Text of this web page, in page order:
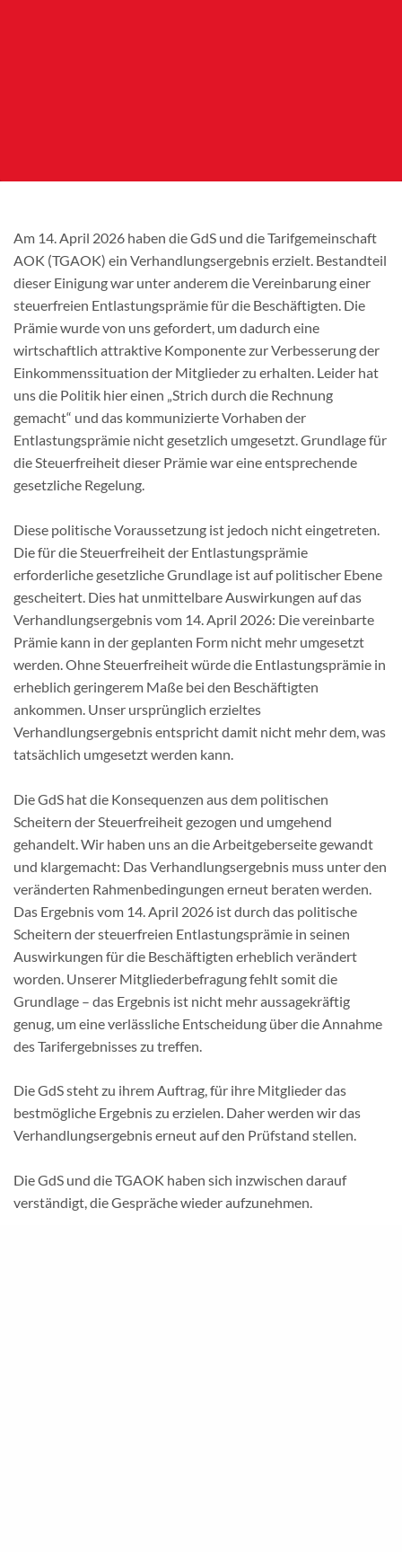
Am 14. April 2026 haben die GdS und die Tarifgemeinschaft
AOK (TGAOK) ein Verhandlungsergebnis erzielt. Bestandteil
dieser Einigung war unter anderem die Vereinbarung einer
steuerfreien Entlastungsprämie für die Beschäftigten. Die
Prämie wurde von uns gefordert, um dadurch eine
wirtschaftlich attraktive Komponente zur Verbesserung der
Einkommenssituation der Mitglieder zu erhalten. Leider hat
uns die Politik hier einen „Strich durch die Rechnung
gemacht“ und das kommunizierte Vorhaben der
Entlastungsprämie nicht gesetzlich umgesetzt. Grundlage für
die Steuerfreiheit dieser Prämie war eine entsprechende
gesetzliche Regelung.
Diese politische Voraussetzung ist jedoch nicht eingetreten.
Die für die Steuerfreiheit der Entlastungsprämie
erforderliche gesetzliche Grundlage ist auf politischer Ebene
gescheitert. Dies hat unmittelbare Auswirkungen auf das
Verhandlungsergebnis vom 14. April 2026: Die vereinbarte
Prämie kann in der geplanten Form nicht mehr umgesetzt
werden. Ohne Steuerfreiheit würde die Entlastungsprämie in
erheblich geringerem Maße bei den Beschäftigten
ankommen. Unser ursprünglich erzieltes
Verhandlungsergebnis entspricht damit nicht mehr dem, was
tatsächlich umgesetzt werden kann.
Die GdS hat die Konsequenzen aus dem politischen
Scheitern der Steuerfreiheit gezogen und umgehend
gehandelt. Wir haben uns an die Arbeitgeberseite gewandt
und klargemacht: Das Verhandlungsergebnis muss unter den
verän­derten Rahmenbedingungen erneut beraten werden.
Das Ergebnis vom 14. April 2026 ist durch das politische
Scheitern der steuerfreien Entlastungsprämie in seinen
Auswirkungen für die Beschäftigten erheblich verändert
worden. Unserer Mitgliederbefragung fehlt somit die
Grundlage – das Ergebnis ist nicht mehr aussagekräftig
genug, um eine verlässliche Entscheidung über die Annahme
des Tarifergebnisses zu treffen.
Die GdS steht zu ihrem Auftrag, für ihre Mitglieder das
bestmögliche Ergebnis zu erzielen. Daher werden wir das
Verhandlungsergebnis erneut auf den Prüfstand stellen.
Die GdS und die TGAOK haben sich inzwischen darauf
verständigt, die Gespräche wieder aufzunehmen.